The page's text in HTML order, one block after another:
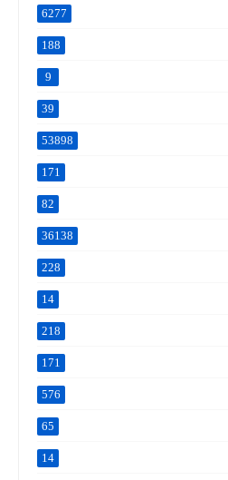
6277
188
9
39
53898
171
82
36138
228
14
218
171
576
65
14